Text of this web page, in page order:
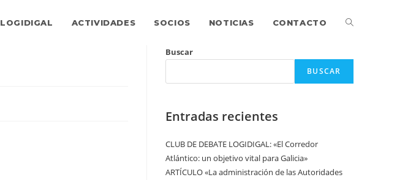
LOGIDIGAL ACTIVIDADES SOCIOS NOTICIAS CONTACTO
Buscar
BUSCAR
Entradas recientes
CLUB DE DEBATE LOGIDIGAL: «El Corredor
Atlántico: un objetivo vital para Galicia»
ARTÍCULO «La administración de las Autoridades